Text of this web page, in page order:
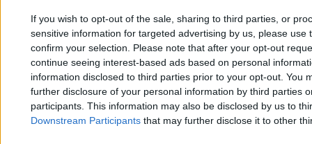
If you wish to opt-out of the sale, sharing to third parties, or
sensitive information for targeted advertising by us, please use
confirm your selection. Please note that after your opt-out
continue seeing interest-based ads based on personal
information disclosed to third parties prior to your opt-out. You
further disclosure of your personal information by third parties
participants. This information may also be disclosed by us to
Downstream Participants that may further disclose it to other